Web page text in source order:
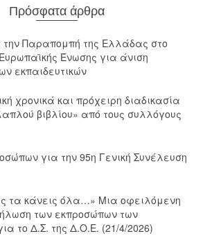
Πρόσφατα άρθρα
την Παραπομπή της Ελλάδας στο
Ένωσης για άνιση
εκπαιδευτικών
χρονικά και πρόχειρη διαδικασία
βιβλίου» από τους συλλόγους
για την 95η Γενική Συνέλευση
τα κάνεις όλα…» Μια οφειλόμενη
των εκπροσώπων των
το Δ.Σ. της Δ.Ο.Ε. (21/4/2026)